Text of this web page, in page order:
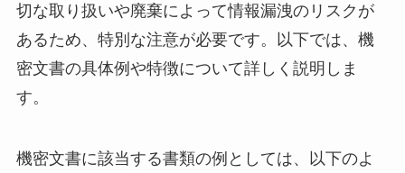
切な取り扱いや廃棄によって情報漏洩のリスクが
あるため、特別な注意が必要です。以下では、機
密文書の具体例や特徴について詳しく説明しま
す。
機密文書に該当する書類の例としては、以下のよ